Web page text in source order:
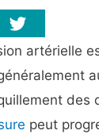
artérielle
des
peut